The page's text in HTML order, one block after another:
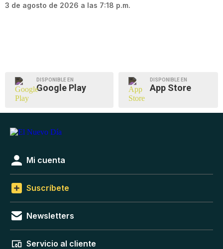
3 de agosto de 2026 a las 7:18 p.m.
DISPONIBLE EN
Google Play
DISPONIBLE EN
App Store
Mi cuenta
Suscríbete
Newsletters
Servicio al cliente